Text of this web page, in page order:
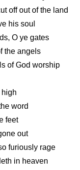
off out of the land
his soul
O ye gates
the angels
of God worship
high
word
feet
out
furiously rage
in heaven